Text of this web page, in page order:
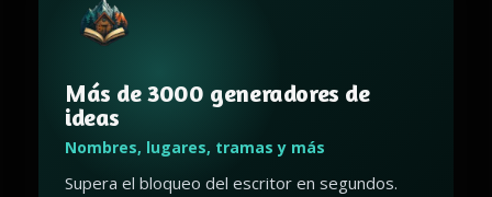
Más de 3000 generadores de
ideas
Nombres, lugares, tramas y más
Supera el bloqueo del escritor en segundos.